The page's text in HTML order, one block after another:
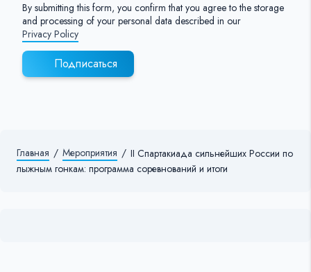
By submitting this form, you confirm that you agree to the storage
and processing of your personal data described in our
Privacy Policy
Подписаться
Главная / Мероприятия / II Спартакиада сильнейших России по
лыжным гонкам: программа соревнований и итоги